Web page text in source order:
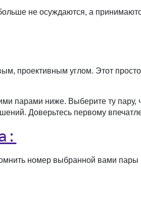
не осуждаются, а
проективным углом. Этот
парами ниже. Выберите ту пару,
Доверьтесь первому
номер выбранной вами пары и